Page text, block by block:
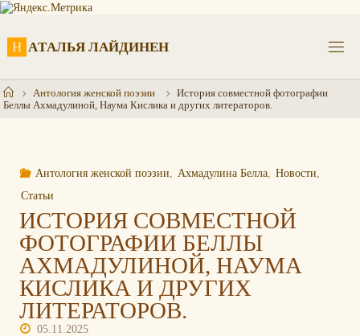
Перейти
Н АТАЛЬЯ ЛАЙДИНЕН
ГлавнаяАнтология женской поэзии
История совместной фотографии
Беллы Ахмадулиной, Наума Кислика и других литераторов.
Антология женской поэзии Ахмадулина Белла, Новости
Статьи
ИСТОРИЯ СОВМЕСТНОЙ
ФОТОГРАФИИ БЕЛЛЫ
АХМАДУЛИНОЙ, НАУМА
КИСЛИКА И ДРУГИХ
ЛИТЕРАТОРОВ.
05.11.2025